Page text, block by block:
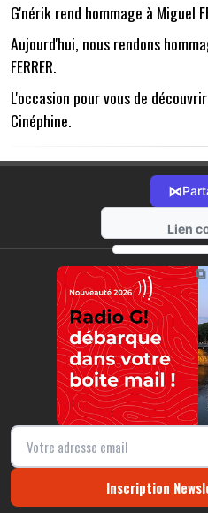
G'nérik rend hommage à Miguel
Aujourd'hui, nous rendons
FERRER.
L'occasion pour vous de
Cinéphine.
⋈
Lien
⧉
Inscription